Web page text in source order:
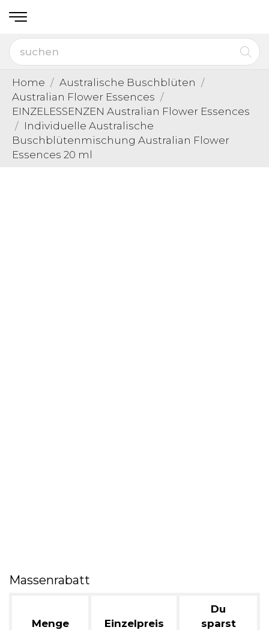
Home
Australische Buschblüten
Australian Flower Essences
EINZELESSENZEN Australian Flower Essences
Individuelle Australische
Buschblütenmischung Australian Flower
Essences 20 ml
Massenrabatt
Menge Einzelpreis
Du
sparst